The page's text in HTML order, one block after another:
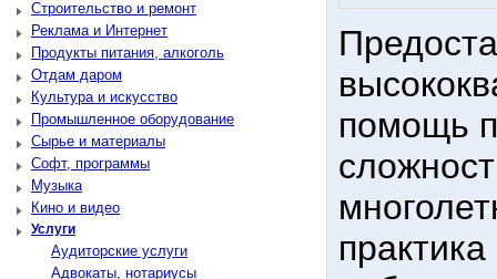
Строительство и ремонт
Реклама и Интернет
Продукты питания, алкоголь
Отдам даром
Культура и искусство
Промышленное оборудование
Сырье и материалы
Софт, программы
Музыка
Кино и видео
Услуги
Аудиторские услуги
Адвокаты, нотариусы
помощь